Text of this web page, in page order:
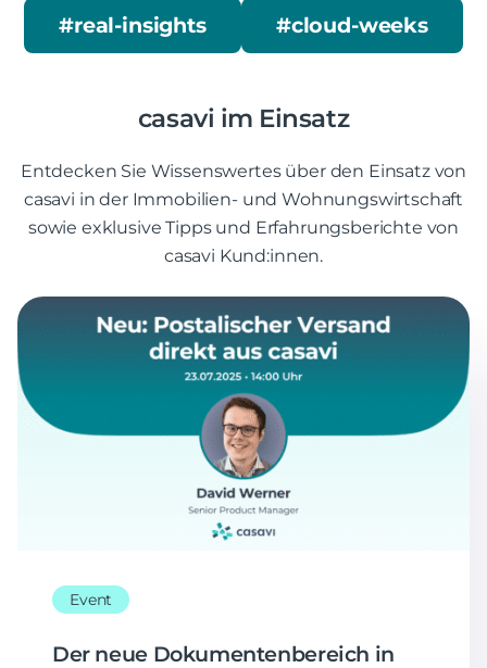
#real-insights #cloud-weeks
casavi im Einsatz
Entdecken Sie Wissenswertes über den Einsatz von
casavi in der Immobilien- und Wohnungswirtschaft
sowie exklusive Tipps und Erfahrungsberichte von
casavi Kund:innen.
Event
Der neue Dokumentenbereich in